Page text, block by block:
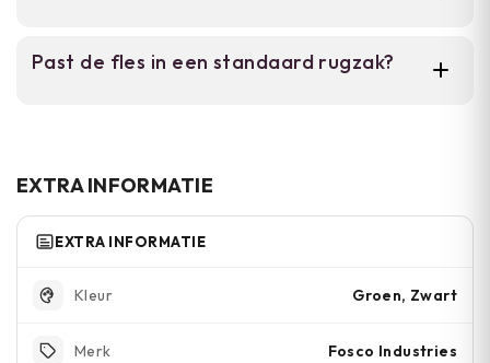
groen.
Past de fles in een standaard rugzak?
EXTRA INFORMATIE
EXTRA INFORMATIE
Kleur Groen, Zwart
Merk Fosco Industries